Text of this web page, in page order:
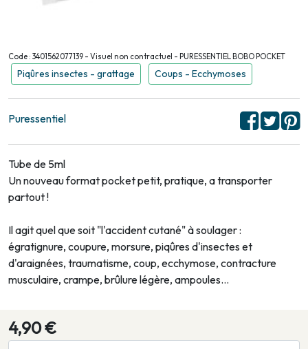
Code : 3401562077139 - Visuel non contractuel - PURESSENTIEL BOBO POCKET
Piqûres insectes - grattage Coups - Ecchymoses
Puressentiel
Tube de 5ml
Un nouveau format pocket petit, pratique, a transporter
partout !
Il agit quel que soit "l'accident cutané" à soulager :
égratignure, coupure, morsure, piqûres d'insectes et
d'araignées, traumatisme, coup, ecchymose, contracture
musculaire, crampe, brûlure légère, ampoules…
4,90 €